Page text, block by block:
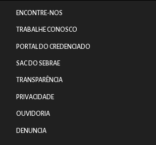
ENCONTRE-NOS
TRABALHE CONOSCO
PORTAL DO CREDENCIADO
SAC DO SEBRAE
TRANSPARÊNCIA
PRIVACIDADE
OUVIDORIA
DENUNCIA